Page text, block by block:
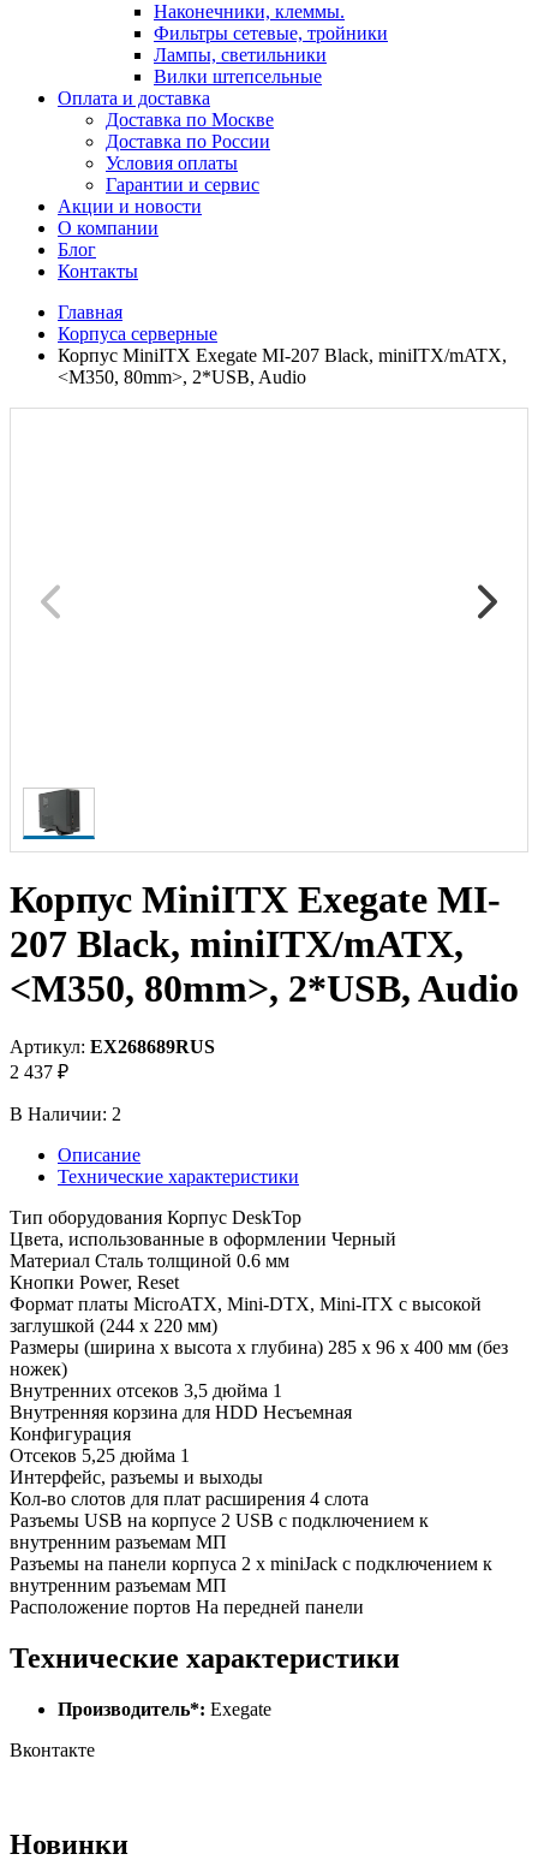
Наконечники, клеммы.
Фильтры сетевые, тройники
Лампы, светильники
Вилки штепсельные
Оплата и доставка
Доставка по Москве
Доставка по России
Условия оплаты
Гарантии и сервис
Акции и новости
О компании
Блог
Контакты
Главная
Корпуса серверные
Корпус MiniITX Exegate MI-207 Black, miniITX/mATX,
<M350, 80mm>, 2*USB, Audio
Корпус MiniITX Exegate MI-
207 Black, miniITX/mATX,
<M350, 80mm>, 2*USB, Audio
Артикул: EX268689RUS
2 437 ₽
В Наличии: 2
Описание
Технические характеристики
Тип оборудования Корпус DeskTop
Цвета, использованные в оформлении Черный
Материал Сталь толщиной 0.6 мм
Кнопки Power, Reset
Формат платы MicroATX, Mini-DTX, Mini-ITX с высокой
заглушкой (244 x 220 мм)
Размеры (ширина x высота x глубина) 285 x 96 x 400 мм (без
ножек)
Внутренних отсеков 3,5 дюйма 1
Внутренняя корзина для HDD Несъемная
Конфигурация
Отсеков 5,25 дюйма 1
Интерфейс, разъемы и выходы
Кол-во слотов для плат расширения 4 слота
Разъемы USB на корпусе 2 USB с подключением к
внутренним разъемам МП
Разъемы на панели корпуса 2 x miniJack с подключением к
внутренним разъемам МП
Расположение портов На передней панели
Технические характеристики
Производитель*: Exegate
Вконтакте
Новинки